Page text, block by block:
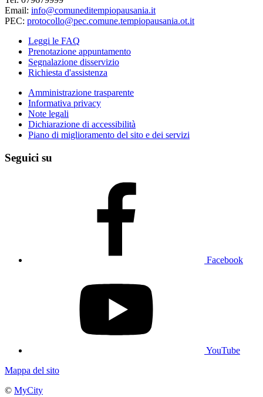
Email: info@comuneditempiopausania.it
PEC: protocollo@pec.comune.tempiopausania.ot.it
Leggi le FAQ
Prenotazione appuntamento
Segnalazione disservizio
Richiesta d'assistenza
Amministrazione trasparente
Informativa privacy
Note legali
Dichiarazione di accessibilità
Piano di miglioramento del sito e dei servizi
Seguici su
Facebook
YouTube
Mappa del sito
© MyCity